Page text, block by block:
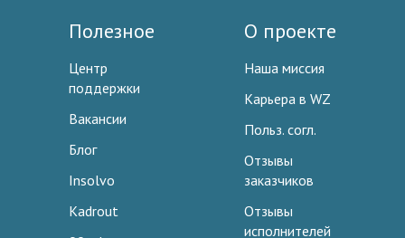
Полезное
Центр
поддержки
Вакансии
Блог
Insolvo
Kadrout
О проекте
Наша миссия
Карьера в WZ
Польз. согл.
Отзывы
заказчиков
Отзывы
исполнителей